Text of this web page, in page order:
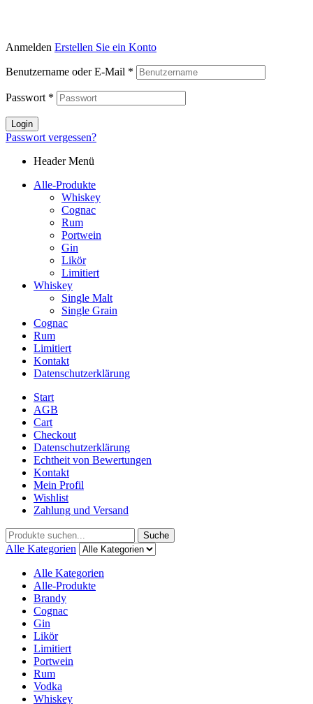
Anmelden Erstellen Sie ein Konto
Benutzername oder E-Mail *
Passwort *
Login
Passwort vergessen?
Header Menü
Alle-Produkte
Whiskey
Cognac
Rum
Portwein
Gin
Likör
Limitiert
Whiskey
Single Malt
Single Grain
Cognac
Rum
Limitiert
Kontakt
Datenschutzerklärung
Start
AGB
Cart
Checkout
Datenschutzerklärung
Echtheit von Bewertungen
Kontakt
Mein Profil
Wishlist
Zahlung und Versand
Suche
Alle Kategorien
Alle Kategorien
Alle-Produkte
Brandy
Cognac
Gin
Likör
Limitiert
Portwein
Rum
Vodka
Whiskey